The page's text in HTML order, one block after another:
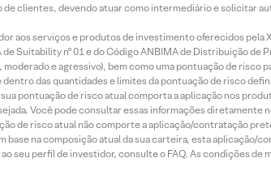
clientes, devendo atuar como intermediário e solicitar
aos serviços e produtos de investimento oferecidos
Suitability nº 01 e do Código ANBIMA de Distribuição
e agressivo), bem como uma pontuação de
das quantidades e limites da pontuação de risco
pontuação de risco atual comporta a aplicação nos
Você pode consultar essas informações diretamente
de risco atual não comporte a aplicação/contratação
na composição atual da sua carteira, esta aplicação/
seu perfil de investidor, consulte o FAQ. As condições